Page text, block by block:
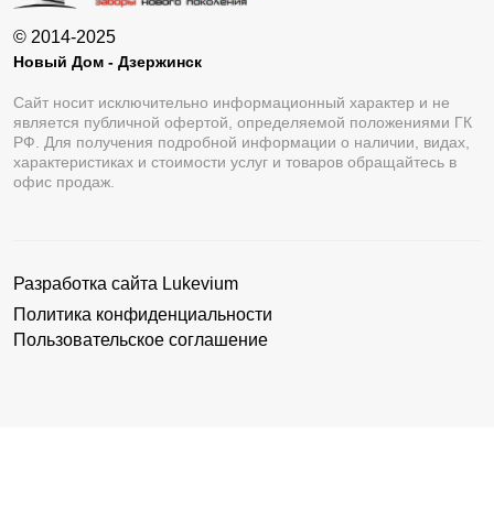
© 2014-2025
Новый Дом - Дзержинск
Сайт носит исключительно информационный характер и не
является публичной офертой, определяемой положениями ГК
РФ. Для получения подробной информации о наличии, видах,
характеристиках и стоимости услуг и товаров обращайтесь в
офис продаж.
Разработка сайта Lukevium
Политика конфиденциальности
Пользовательское соглашение